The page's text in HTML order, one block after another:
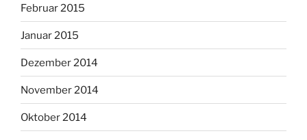
Februar 2015
Januar 2015
Dezember 2014
November 2014
Oktober 2014